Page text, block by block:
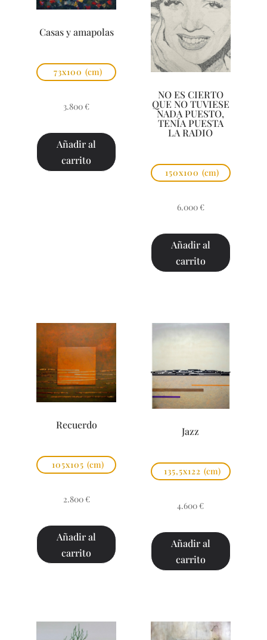
Casas y amapolas
73x100 (cm)
3.800 €
Añadir al
carrito
NO ES CIERTO
QUE NO TUVIESE
NADA PUESTO,
TENÍA PUESTA
LA RADIO
150x100 (cm)
6.000 €
Añadir al
carrito
Recuerdo
105x105 (cm)
2.800 €
Añadir al
carrito
Jazz
135,5x122 (cm)
4.600 €
Añadir al
carrito